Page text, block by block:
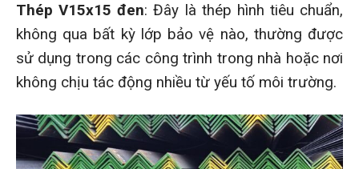
Thép V15x15 đen: Đây là thép hình tiêu chuẩn,
không qua bất kỳ lớp bảo vệ nào, thường được
sử dụng trong các công trình trong nhà hoặc nơi
không chịu tác động nhiều từ yếu tố môi trường.